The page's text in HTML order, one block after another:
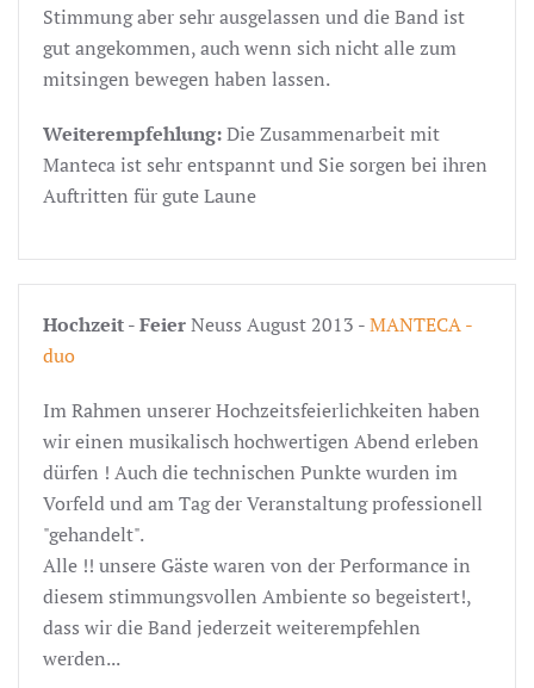
Stimmung aber sehr ausgelassen und die Band ist
gut angekommen, auch wenn sich nicht alle zum
mitsingen bewegen haben lassen.
Weiterempfehlung:Die Zusammenarbeit mit
Manteca ist sehr entspannt und Sie sorgen bei ihren
Auftritten für gute Laune
Hochzeit - FeierNeuss August 2013 -MANTECA -
duo
Im Rahmen unserer Hochzeitsfeierlichkeiten haben
wir einen musikalisch hochwertigen Abend erleben
dürfen ! Auch die technischen Punkte wurden im
Vorfeld und am Tag der Veranstaltung professionell
"gehandelt".
Alle !! unsere Gäste waren von der Performance in
diesem stimmungsvollen Ambiente so begeistert!,
dass wir die Band jederzeit weiterempfehlen
werden...